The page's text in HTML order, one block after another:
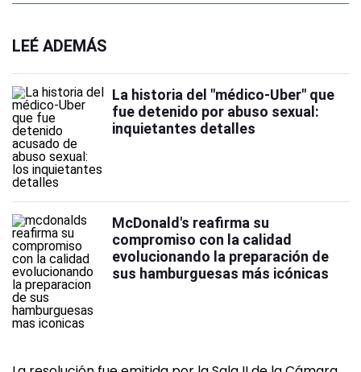
LEÉ ADEMÁS
La historia del "médico-Uber" que
fue detenido por abuso sexual:
inquietantes detalles
McDonald's reafirma su
compromiso con la calidad
evolucionando la preparación de
sus hamburguesas más icónicas